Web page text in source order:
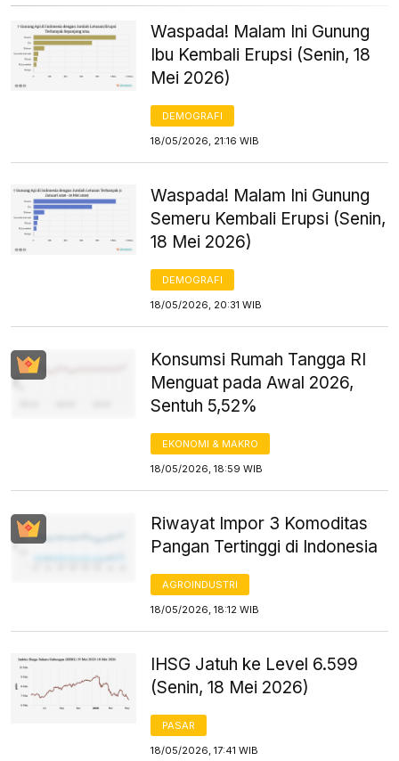
Waspada! Malam Ini Gunung
Ibu Kembali Erupsi (Senin, 18
Mei 2026)
DEMOGRAFI
18/05/2026, 21:16 WIB
Waspada! Malam Ini Gunung
Semeru Kembali Erupsi (Senin,
18 Mei 2026)
DEMOGRAFI
18/05/2026, 20:31 WIB
Konsumsi Rumah Tangga RI
Menguat pada Awal 2026,
Sentuh 5,52%
EKONOMI & MAKRO
18/05/2026, 18:59 WIB
Riwayat Impor 3 Komoditas
Pangan Tertinggi di Indonesia
AGROINDUSTRI
18/05/2026, 18:12 WIB
IHSG Jatuh ke Level 6.599
(Senin, 18 Mei 2026)
PASAR
18/05/2026, 17:41 WIB